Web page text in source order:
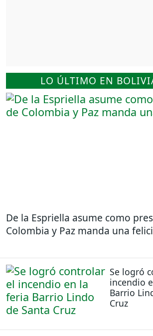
LO ÚLTIMO EN
De la Espriella asume como
Colombia y Paz manda una
Se logró
incendio
Barrio
Cruz